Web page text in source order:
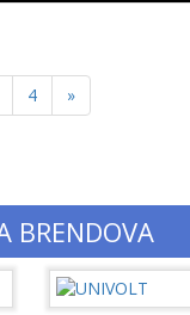
4 »Next
BRENDOVA